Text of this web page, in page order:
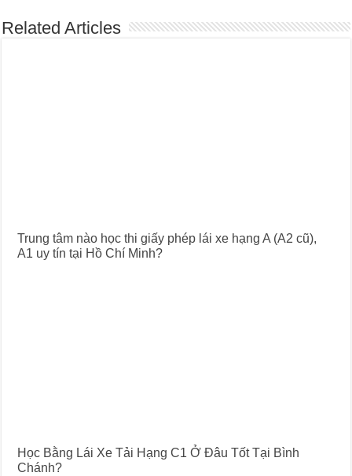
Related Articles
Trung tâm nào học thi giấy phép lái xe hạng A (A2 cũ),
A1 uy tín tại Hồ Chí Minh?
Học Bằng Lái Xe Tải Hạng C1 Ở Đâu Tốt Tại Bình
Chánh?